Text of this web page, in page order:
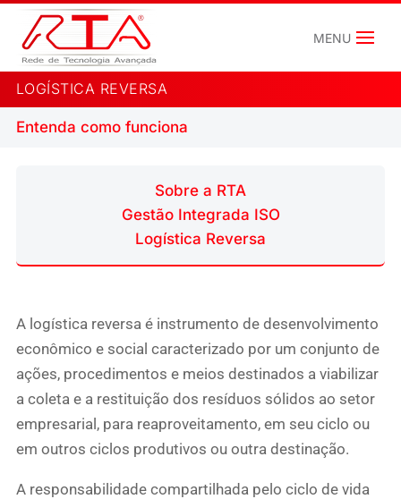
LOGÍSTICA REVERSA
Entenda como funciona
Sobre a RTA
Gestão Integrada ISO
Logística Reversa
A logística reversa é instrumento de desenvolvimento
econômico e social caracterizado por um conjunto de
ações, procedimentos e meios destinados a viabilizar
a coleta e a restituição dos resíduos sólidos ao setor
empresarial, para reaproveitamento, em seu ciclo ou
em outros ciclos produtivos ou outra destinação.
A responsabilidade compartilhada pelo ciclo de vida